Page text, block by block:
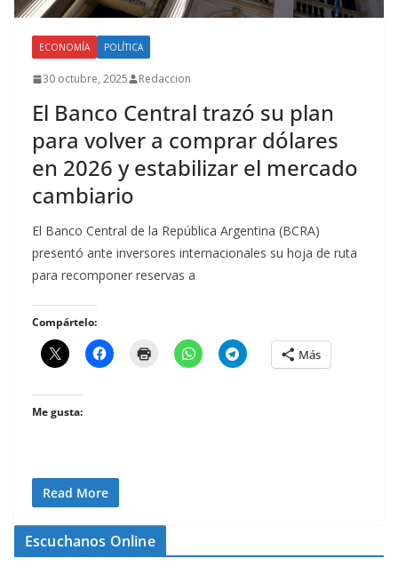
ECONOMÍA POLÍTICA
30 octubre, 2025 Redaccion
El Banco Central trazó su plan
para volver a comprar dólares
en 2026 y estabilizar el mercado
cambiario
El Banco Central de la República Argentina (BCRA)
presentó ante inversores internacionales su hoja de ruta
para recomponer reservas a
Compártelo:
Más
Me gusta:
Read More
Escuchanos Online